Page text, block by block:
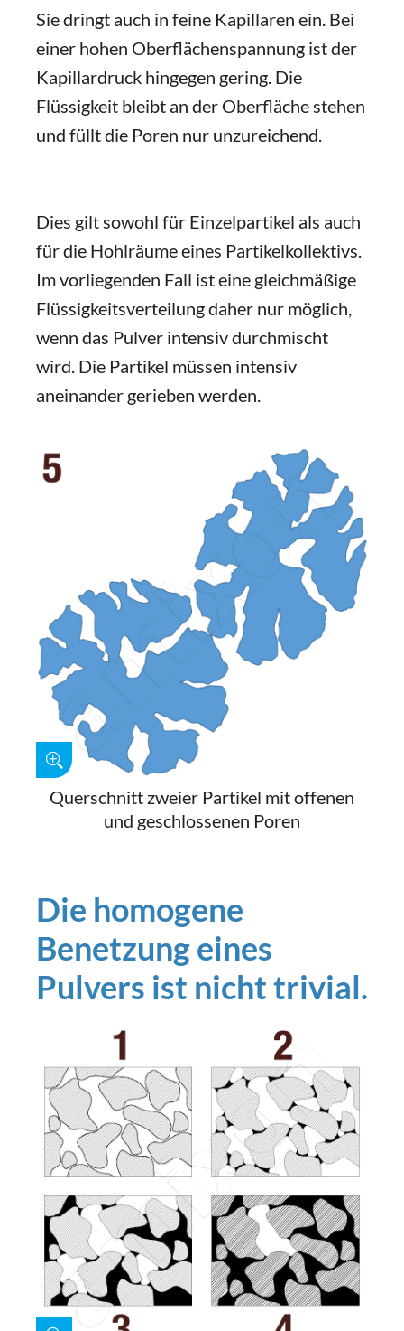
Sie dringt auch in feine Kapillaren ein. Bei
einer hohen Oberflächenspannung ist der
Kapillardruck hingegen gering. Die
Flüssigkeit bleibt an der Oberfläche stehen
und füllt die Poren nur unzureichend.
Dies gilt sowohl für Einzelpartikel als auch
für die Hohlräume eines Partikelkollektivs.
Im vorliegenden Fall ist eine gleichmäßige
Flüssigkeitsverteilung daher nur möglich,
wenn das Pulver intensiv durchmischt
wird. Die Partikel müssen intensiv
aneinander gerieben werden.
Querschnitt zweier Partikel mit offenen
und geschlossenen Poren
Die homogene
Benetzung eines
Pulvers ist nicht trivial.